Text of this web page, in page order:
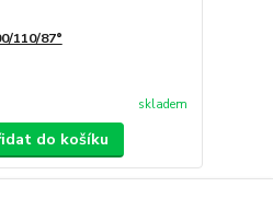
110/87°
skladem
do košíku